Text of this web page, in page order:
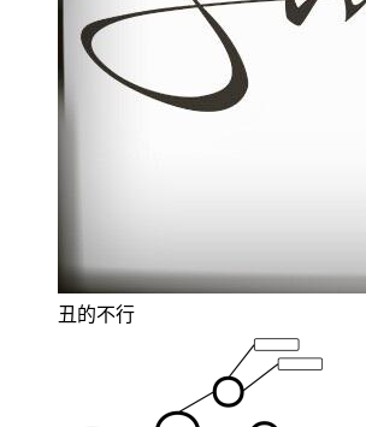
丑的不行